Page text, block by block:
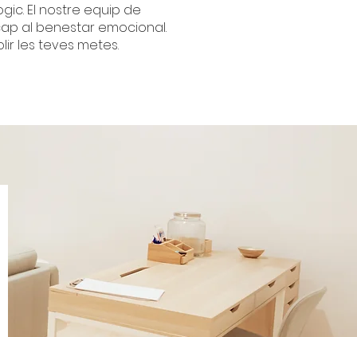
El nostre equip de
al benestar emocional.
les teves metes.